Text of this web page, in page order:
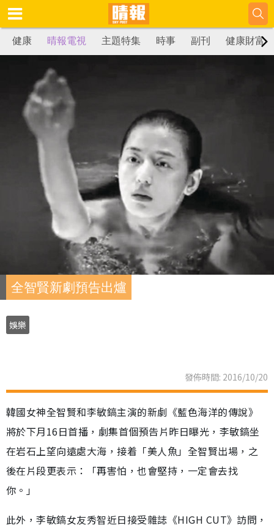
健康 晴報電視 主題特集 時事 副刊 健康財富
全智賢新劇預告出爐
娛樂
發佈時間: 2016/10/20
韓國女神全智賢和李敏鎬主演的新劇《藍色海洋的傳說》
將於下月16日首播，劇集首個預告片昨日曝光，李敏鎬坐
在岩石上望向遠處大海，接着「美人魚」全智賢出場，之
後在片段更表示：「再害怕，也會堅持，一定會去找
你。」
此外，李敏鎬女友秀智近日接受雜誌《HIGH CUT》訪問，